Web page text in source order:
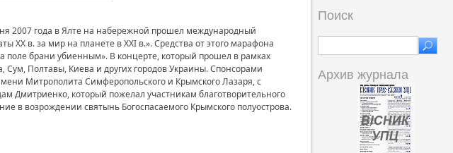
2007 года в Ялте на набережной прошел международный
в. за мир на планете в XXI в.». Средства от этого марафона
поле брани убиенным». В концерте, который прошел в рамках
Полтавы, Киева и других городов Украины. Спонсорами
Митрополита Симферопольского и Крымского Лазаря, с
Дмитриенко, который пожелал участникам благотворительного
в возрождении святынь Богоспасаемого Крымского полуострова.
Поиск
Архив журнала